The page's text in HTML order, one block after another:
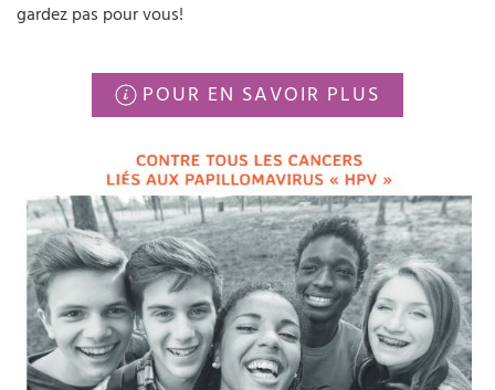
gardez pas pour vous!
POUR EN SAVOIR PLUS